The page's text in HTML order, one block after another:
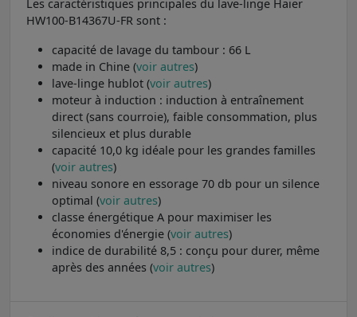
Les caractéristiques principales du lave-linge Haier
HW100-B14367U-FR sont :
capacité de lavage du tambour : 66 L
made in Chine (voir autres)
lave-linge hublot (voir autres)
moteur à induction : induction à entraînement
direct (sans courroie), faible consommation, plus
silencieux et plus durable
capacité 10,0 kg idéale pour les grandes familles
(voir autres)
niveau sonore en essorage 70 db pour un silence
optimal (voir autres)
classe énergétique A pour maximiser les
économies d'énergie (voir autres)
indice de durabilité 8,5 : conçu pour durer, même
après des années (voir autres)